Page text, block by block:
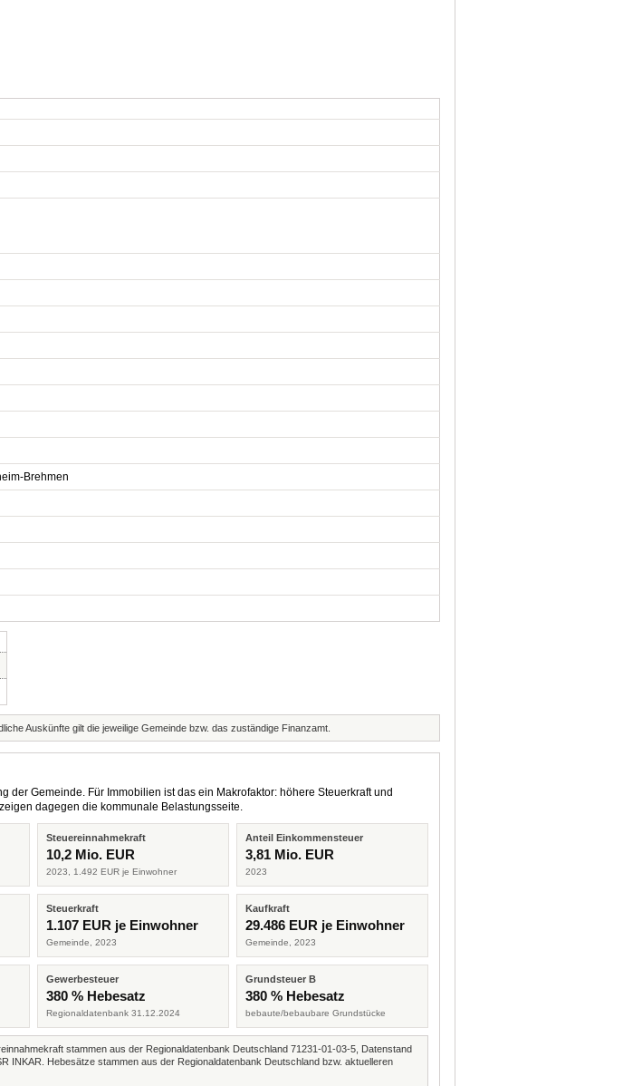
Brehmen
Auskünfte gilt die jeweilige Gemeinde bzw. das zuständige Finanzamt.
Gemeinde. Für Immobilien ist das ein Makrofaktor: höhere Steuerkraft und
dagegen die kommunale Belastungsseite.
Steuereinnahmekraft
10,2 Mio. EUR
2023, 1.492 EUR je Einwohner
Anteil Einkommensteuer
3,81 Mio. EUR
2023
Steuerkraft
1.107 EUR je Einwohner
Gemeinde, 2023
Kaufkraft
29.486 EUR je Einwohner
Gemeinde, 2023
Gewerbesteuer
380 % Hebesatz
Regionaldatenbank 31.12.2024
Grundsteuer B
380 % Hebesatz
bebaute/bebaubare Grundstücke
stammen aus der Regionaldatenbank Deutschland 71231-01-03-5, Datenstand
INKAR. Hebesätze stammen aus der Regionaldatenbank Deutschland bzw. aktuelleren